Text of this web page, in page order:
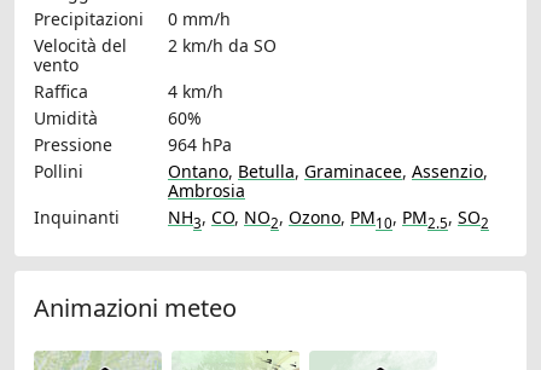
Precipitazioni
0 mm/h
Velocità del
vento
2 km/h da SO
Raffica
4 km/h
Umidità
60%
Pressione
964 hPa
Pollini
Ontano, Betulla, Graminacee, Assenzio,
Ambrosia
Inquinanti
NH3, CO, NO2, Ozono, PM10, PM2.5, SO2
Animazioni meteo